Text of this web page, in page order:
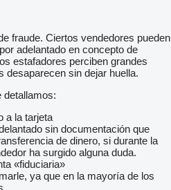
fraude. Ciertos vendedores pueden
adelantado en concepto de
estafadores perciben grandes
desaparecen sin dejar huella.
detallamos:
a la tarjeta
sin documentación que
de dinero, si durante la
ha surgido alguna duda.
«fiduciaria»
ya que en la mayoría de los